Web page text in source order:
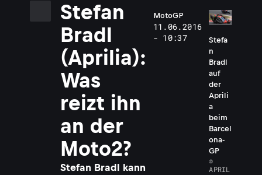
Stefan
Bradl
(Aprilia):
Was
reizt ihn
an der
Moto2?
Stefan Bradl kann
MotoGP
11.06.2016
- 10:37
Stefa
n
Bradl
auf
der
Aprili
a
beim
Barcel
ona-
GP
©
APRIL